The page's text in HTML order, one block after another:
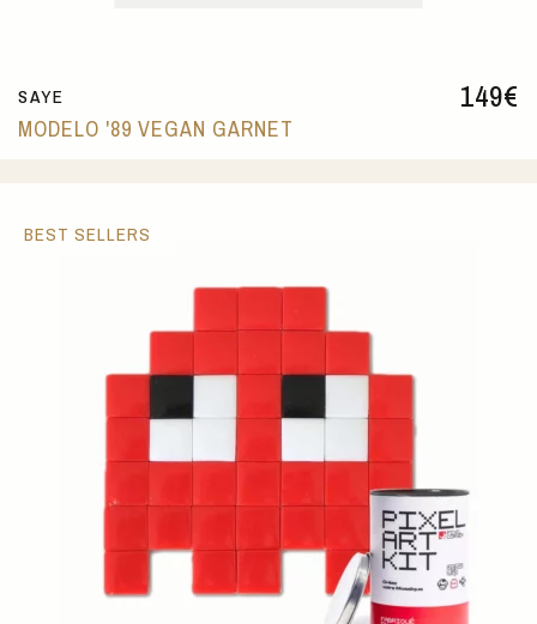
149€
SAYE
MODELO '89 VEGAN GARNET
BEST SELLERS